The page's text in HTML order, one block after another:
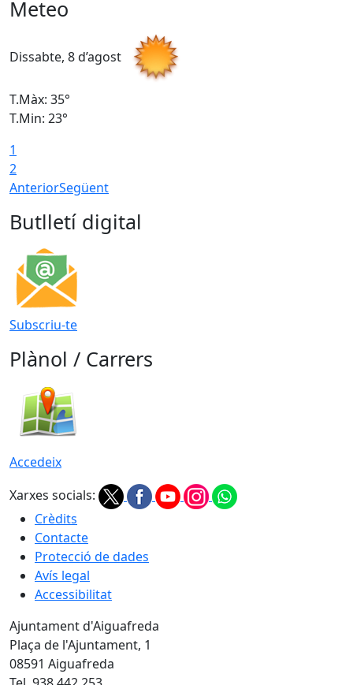
Meteo
Dissabte, 8 d’agost
T.Màx: 35°
T.Min: 23°
1
2
AnteriorSegüent
Butlletí digital
Subscriu-te
Plànol / Carrers
Accedeix
Xarxes socials:
Crèdits
Contacte
Protecció de dades
Avís legal
Accessibilitat
Ajuntament d'Aiguafreda
Plaça de l'Ajuntament, 1
08591 Aiguafreda